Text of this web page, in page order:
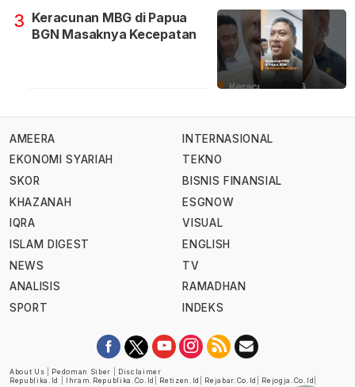
3 Keracunan MBG di Papua
BGN Masaknya Kecepatan
AMEERA
EKONOMI SYARIAH
SKOR
KHAZANAH
IQRA
ISLAM DIGEST
NEWS
ANALISIS
SPORT
INTERNASIONAL
TEKNO
BISNIS FINANSIAL
ESGNOW
VISUAL
ENGLISH
TV
RAMADHAN
INDEKS
About Us Pedoman Siber
Disclaimer
Republika.id
Ihram.republika.co.id Retizen.id Rejabar.co.id Rejogja.co.id